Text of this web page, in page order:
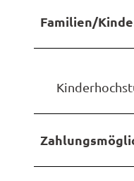
Familien/